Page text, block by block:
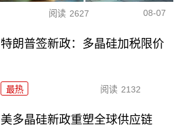
阅读 2627 08-07
特朗普签新政：多晶硅加税限价
最热 阅读 2132
美多晶硅新政重塑全球供应链